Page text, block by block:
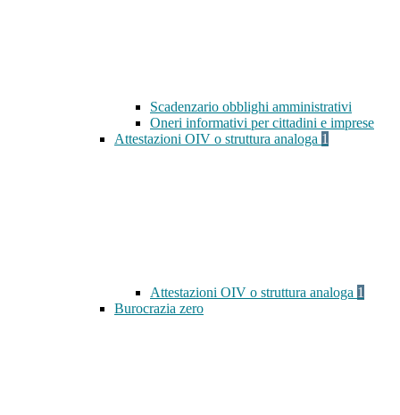
Scadenzario obblighi amministrativi
Oneri informativi per cittadini e imprese
Attestazioni OIV o struttura analoga 1
Attestazioni OIV o struttura analoga 1
Burocrazia zero